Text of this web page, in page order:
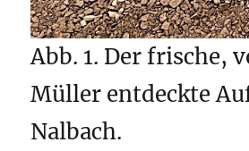
Abb. 1. Der frische,
Müller entdeckte
Nalbach.